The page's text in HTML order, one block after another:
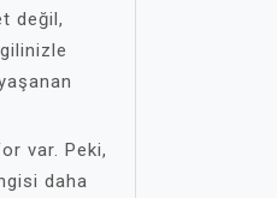
değil,
var. Peki,
daha